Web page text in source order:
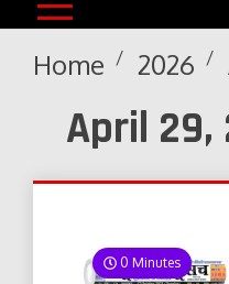
Home 2026
April 29,
0 Minutes